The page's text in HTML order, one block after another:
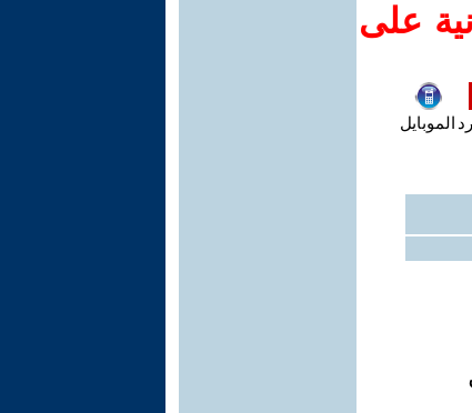
على
الموبايل